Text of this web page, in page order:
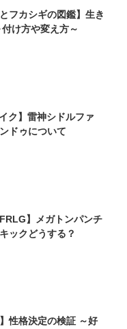
とフカシギの図鑑】生き
け方や変え方～
ク】雷神シドルファ
ドゥについて
FRLG】メガトンパンチ
ックどうする？
】性格決定の検証 ～好